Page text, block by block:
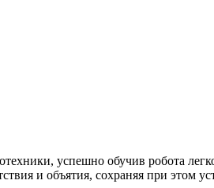
успешно обучив робота
и объятия, сохраняя при этом